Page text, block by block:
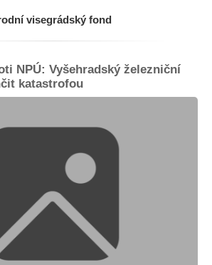
visegrádský fond
NPÚ: Vyšehradský železniční
katastrofou